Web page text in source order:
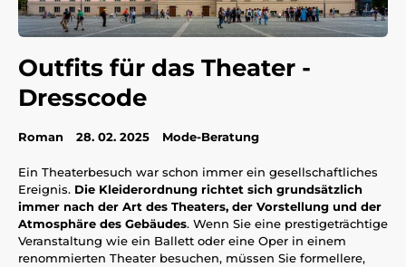
Outfits für das Theater -
Dresscode
Roman 28. 02. 2025 Mode-Beratung
Ein Theaterbesuch war schon immer ein gesellschaftliches
Ereignis. Die Kleiderordnung richtet sich grundsätzlich
immer nach der Art des Theaters, der Vorstellung und der
Atmosphäre des Gebäudes. Wenn Sie eine prestigeträchtige
Veranstaltung wie ein Ballett oder eine Oper in einem
renommierten Theater besuchen, müssen Sie formellere,